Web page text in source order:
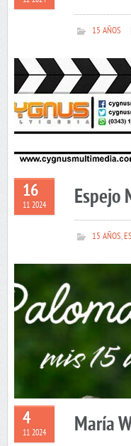
15 AÑOS
16
11 2024 Espejo
15 AÑOS,
4
11 2024 María